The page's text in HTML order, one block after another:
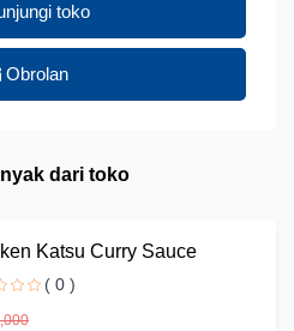
toko
Obrolan
dari toko
Katsu Curry Sauce
( 0 )